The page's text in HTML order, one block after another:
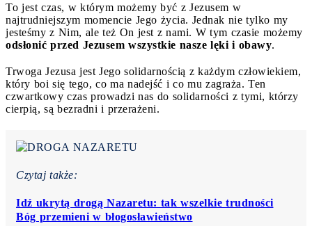
To jest czas, w którym możemy być z Jezusem w
najtrudniejszym momencie Jego życia. Jednak nie tylko my
jesteśmy z Nim, ale też On jest z nami. W tym czasie możemy
odsłonić przed Jezusem wszystkie nasze lęki i obawy.
Trwoga Jezusa jest Jego solidarnością z każdym człowiekiem,
który boi się tego, co ma nadejść i co mu zagraża. Ten
czwartkowy czas prowadzi nas do solidarności z tymi, którzy
cierpią, są bezradni i przerażeni.
Czytaj także:
Idź ukrytą drogą Nazaretu: tak wszelkie trudności
Bóg przemieni w błogosławieństwo